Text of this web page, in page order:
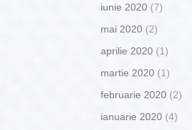
iunie 2020 (7)
mai 2020 (2)
aprilie 2020 (1)
martie 2020 (1)
februarie 2020 (2)
ianuarie 2020 (4)